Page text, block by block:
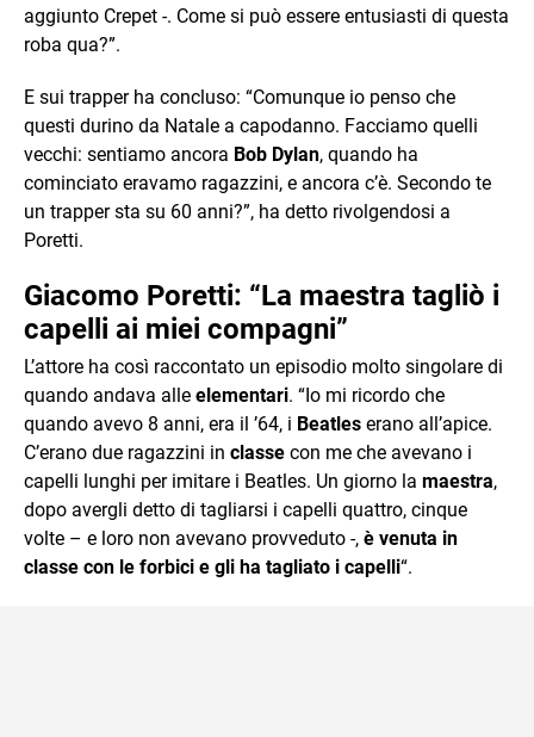
aggiunto Crepet -. Come si può essere entusiasti di questa
roba qua?”.
E sui trapper ha concluso: “Comunque io penso che
questi durino da Natale a capodanno. Facciamo quelli
vecchi: sentiamo ancora Bob Dylan, quando ha
cominciato eravamo ragazzini, e ancora c’è. Secondo te
un trapper sta su 60 anni?”, ha detto rivolgendosi a
Poretti.
Giacomo Poretti: “La maestra tagliò i
capelli ai miei compagni”
L’attore ha così raccontato un episodio molto singolare di
quando andava alle elementari. “Io mi ricordo che
quando avevo 8 anni, era il ’64, i Beatles erano all’apice.
C’erano due ragazzini in classe con me che avevano i
capelli lunghi per imitare i Beatles. Un giorno la maestra,
dopo avergli detto di tagliarsi i capelli quattro, cinque
volte – e loro non avevano provveduto -, è venuta in
classe con le forbici e gli ha tagliato i capelli“.